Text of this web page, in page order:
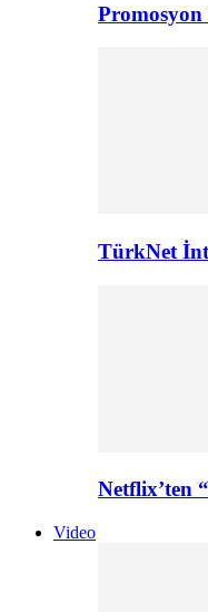
Promosyon
TürkNet
Netflix’ten
Video